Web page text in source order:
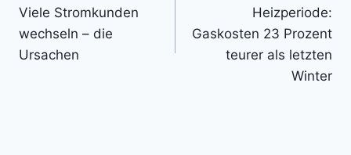
Viele Stromkunden
wechseln – die
Ursachen
Heizperiode:
Gaskosten 23 Prozent
teurer als letzten
Winter